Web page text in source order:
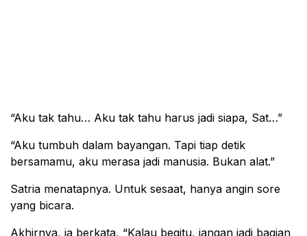
“Aku tak tahu… Aku tak tahu harus jadi siapa, Sat…”
“Aku tumbuh dalam bayangan. Tapi tiap detik
bersamamu, aku merasa jadi manusia. Bukan alat.”
Satria menatapnya. Untuk sesaat, hanya angin sore
yang bicara.
Akhirnya, ia berkata, “Kalau begitu, jangan jadi bagian